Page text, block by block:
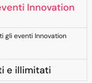
Innovation
gli eventi Innovation
e illimitati